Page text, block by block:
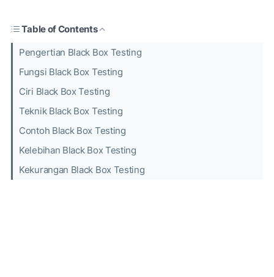
Table of Contents
Pengertian Black Box Testing
Fungsi Black Box Testing
Ciri Black Box Testing
Teknik Black Box Testing
Contoh Black Box Testing
Kelebihan Black Box Testing
Kekurangan Black Box Testing